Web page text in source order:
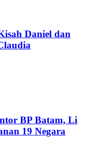
Daniel dan
BP Batam, Li
19 Negara